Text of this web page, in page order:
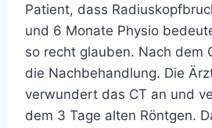
Patient, dass
und 6 Monate Physio
so recht glauben. Nach dem
die Nachbehandlung. Die
verwundert das CT an und
dem 3 Tage alten Röntgen.